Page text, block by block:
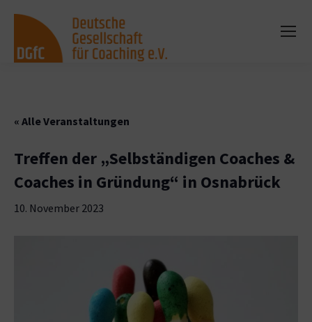
« Alle Veranstaltungen
Treffen der „Selbständigen Coaches &
Coaches in Gründung“ in Osnabrück
10. November 2023